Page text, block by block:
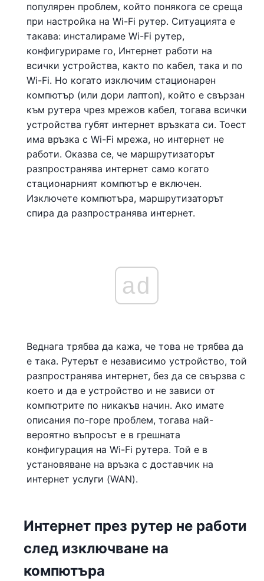
популярен проблем, който понякога се среща
при настройка на Wi-Fi рутер. Ситуацията е
такава: инсталираме Wi-Fi рутер,
конфигурираме го, Интернет работи на
всички устройства, както по кабел, така и по
Wi-Fi. Но когато изключим стационарен
компютър (или дори лаптоп), който е свързан
към рутера чрез мрежов кабел, тогава всички
устройства губят интернет връзката си. Тоест
има връзка с Wi-Fi мрежа, но интернет не
работи. Оказва се, че маршрутизаторът
разпространява интернет само когато
стационарният компютър е включен.
Изключете компютъра, маршрутизаторът
спира да разпространява интернет.
ad
Веднага трябва да кажа, че това не трябва да
е така. Рутерът е независимо устройство, той
разпространява интернет, без да се свързва с
което и да е устройство и не зависи от
компютрите по никакъв начин. Ако имате
описания по-горе проблем, тогава най-
вероятно въпросът е в грешната
конфигурация на Wi-Fi рутера. Той е в
установяване на връзка с доставчик на
интернет услуги (WAN).
Интернет през рутер не работи
след изключване на
компютъра